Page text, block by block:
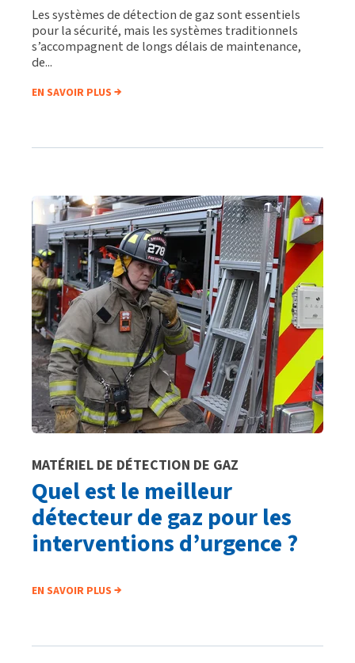
Les systèmes de détection de gaz sont essentiels
pour la sécurité, mais les systèmes traditionnels
s’accompagnent de longs délais de maintenance,
de...
EN SAVOIR PLUS
MATÉRIEL DE DÉTECTION DE GAZ
Quel est le meilleur
détecteur de gaz pour les
interventions d’urgence ?
EN SAVOIR PLUS